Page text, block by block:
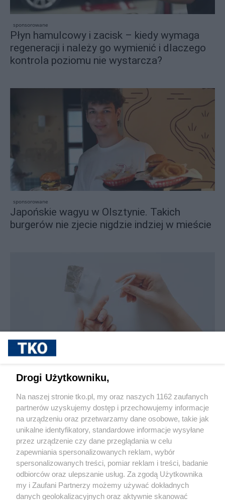
sponsorowane
Płyn hamulcowy i zacisk – kiedy wymaga
regeneracji i należy go wymienić i dlaczego
kontrola poziomu nie wystarcza?
sponsorowane
Japońskie wagyu w Olsztynie. Takich
burgerów nie zjecie nigdzie indziej w mieście
Jak rozpoznać, że soczewki kontaktowe są
Pokaż więcej
Drogi Użytkowniku,
Na naszej stronie tko.pl, my oraz naszych 1162 zaufanych
partnerów uzyskujemy dostęp i przechowujemy informacje
na urządzeniu oraz przetwarzamy dane osobowe, takie jak
unikalne identyfikatory, standardowe informacje wysyłane
przez urządzenie czy dane przeglądania w celu
zapewniania spersonalizowanych reklam, wybór
spersonalizowanych treści, pomiar reklam i treści, badanie
odbiorców oraz ulepszanie usług. Za zgodą Użytkownika
my i Zaufani Partnerzy możemy używać dokładnych
danych geolokalizacyjnych oraz aktywnie skanować